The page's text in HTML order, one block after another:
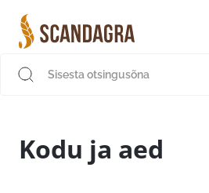
sisu
juurde
Kodu ja aed